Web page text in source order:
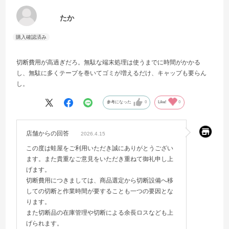
たか
切断費用が高過ぎだろ。無駄な端末処理は使うまでに時間がかかる
し、無駄に多くテープを巻いてゴミが増えるだけ、キャップも要らん
し。
参考になった 0 Like! 0
店舗からの回答 2026.4.15
この度は蛙屋をご利用いただき誠にありがとうござい
ます。また貴重なご意見をいただき重ねて御礼申し上
げます。
切断費用につきましては、商品選定から切断設備へ移
しての切断と作業時間が要することも一つの要因とな
ります。
また切断品の在庫管理や切断による余長ロスなども上
げられます。